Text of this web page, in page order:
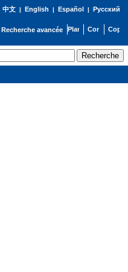
中文| English | Español | Русский
Recherche avancée